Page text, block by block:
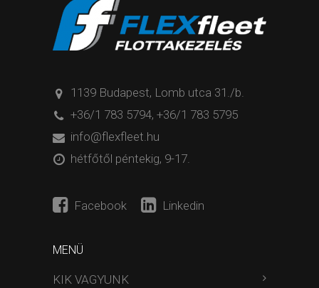
1139 Budapest, Lomb utca 31./b.
+36/1 783 5794, +36/1 783 5795
info@flexfleet.hu
hétfőtől péntekig, 9-17.
Facebook Linkedin
MENÜ
KIK VAGYUNK